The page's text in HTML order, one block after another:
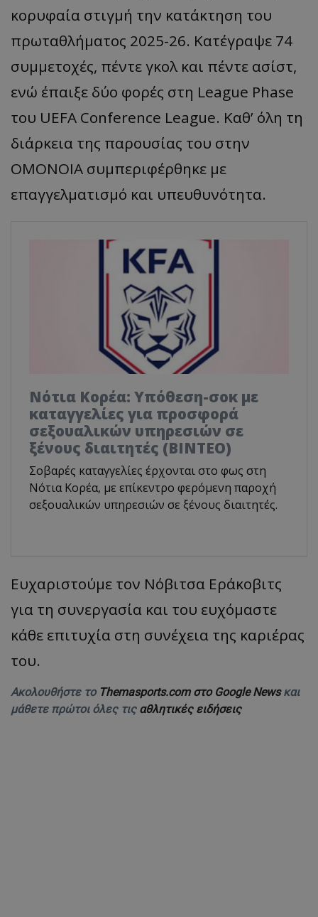
κορυφαία στιγμή την κατάκτηση του
πρωταθλήματος 2025-26. Κατέγραψε 74
συμμετοχές, πέντε γκολ και πέντε ασίστ,
ενώ έπαιξε δύο φορές στη League Phase
του UEFA Conference League. Καθ’ όλη τη
διάρκεια της παρουσίας του στην
ΟΜΟΝΟΙΑ συμπεριφέρθηκε με
επαγγελματισμό και υπευθυνότητα.
Νότια Κορέα: Υπόθεση-σοκ με
καταγγελίες για προσφορά
σεξουαλικών υπηρεσιών σε
ξένους διαιτητές (BINTEO)
Σοβαρές καταγγελίες έρχονται στο φως στη
Νότια Κορέα, με επίκεντρο φερόμενη παροχή
σεξουαλικών υπηρεσιών σε ξένους διαιτητές.
Ευχαριστούμε τον Νόβιτσα Εράκοβιτς
για τη συνεργασία και του ευχόμαστε
κάθε επιτυχία στη συνέχεια της καριέρας
του.
Ακολουθήστε το Themasports.com στο Google Newsκαι
μάθετε πρώτοι όλες τις αθλητικές ειδήσεις